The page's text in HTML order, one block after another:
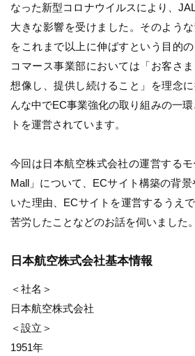
なった新型コロナウイルスにより、
大きな影響を受けました。そのよう
をこれまで以上に伸ばすという目的
コマース事業部においては「お客さ
想像し、提供し続けること」を理念
んな中でEC事業強化の取り組みの一
トを運営されています。
今回は日本航空株式会社の運営する
Mall」について、ECサイト構築の背
いた理由、ECサイトを運営するうえ
苦労したことなどのお話を伺いました。
日本航空株式会社基本情報
＜社名＞
日本航空株式会社
＜設立＞
1951年